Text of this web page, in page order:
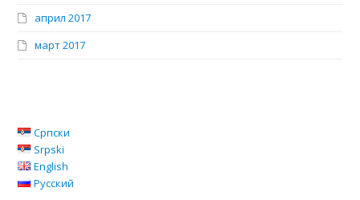
април 2017
март 2017
Српски
Srpski
English
Русский